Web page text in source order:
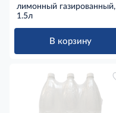
лимонный газированный,
1.5л
В корзину